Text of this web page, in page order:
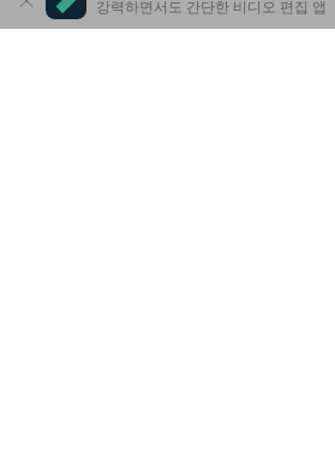
강력하면서도 간단한 비디오 편집 앱